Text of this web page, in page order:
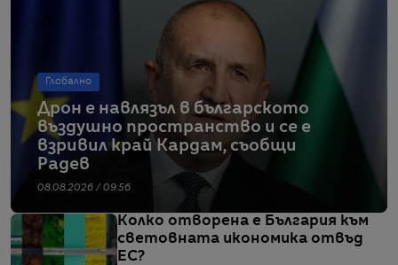
Глобално
Дрон е навлязъл в българското
въздушно пространство и се е
взривил край Кардам, съобщи
Радев
08.08.2026 / 09:56
Колко отворена е България към
световната икономика отвъд
ЕС?